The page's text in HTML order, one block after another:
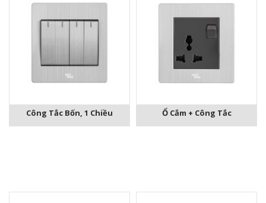
Công Tắc Bốn, 1 Chiều Ổ Cắm + Công Tắc